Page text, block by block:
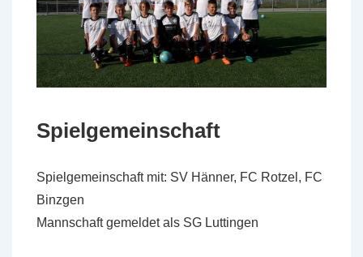
Spielgemeinschaft
Spielgemeinschaft mit: SV Hänner, FC Rotzel, FC
Binzgen
Mannschaft gemeldet als SG Luttingen